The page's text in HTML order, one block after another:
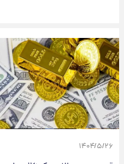
۱۴۰۴/۵/۲۶